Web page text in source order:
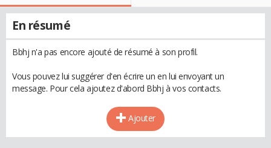
En résumé
Bbhj n'a pas encore ajouté de résumé à son profil.
Vous pouvez lui suggérer d'en écrire un en lui envoyant un
message. Pour cela ajoutez d'abord Bbhj à vos contacts.
Ajouter